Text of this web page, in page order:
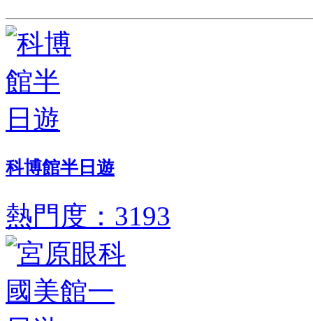
科博館半日遊
熱門度：3193